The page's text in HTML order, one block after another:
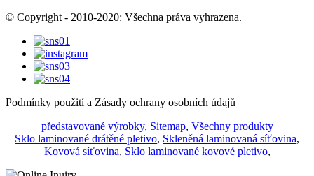
© Copyright - 2010-2020: Všechna práva vyhrazena.
Podmínky použití a Zásady ochrany osobních údajů
představované výrobky, Sitemap, Všechny produkty
Sklo laminované drátěné pletivo, Skleněná laminovaná síťovina,
Kovová síťovina, Sklo laminované kovové pletivo,